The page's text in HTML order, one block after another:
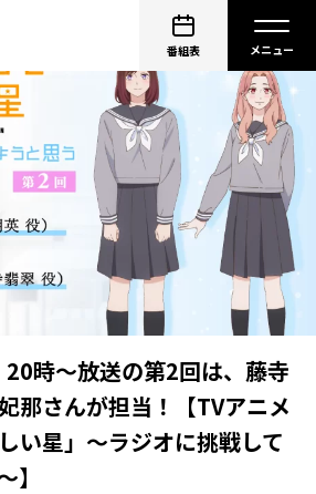
番組表
時～放送の第2回は、藤寺
那さんが担当！【TVアニメ
い星」～ラジオに挑戦して
】